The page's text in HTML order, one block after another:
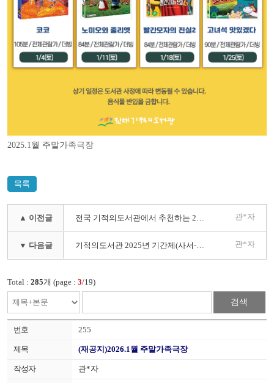
2025.1월 주말가족극장
목록
▲ 이전글 전국 기적의도서관에서 추천하는 2024 어린이를 존중하는 책 (책읽는사회문화재단) 관*자
▼ 다음글 기적의도서관 2025년 기간제(사서-주말) 모집 최종합격자 발표 관*자
Total : 285개 (page : 3/19)
검색
255
(재공지)2026.1월 주말가족극장
관*자